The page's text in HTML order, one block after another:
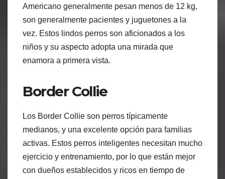
Americano generalmente pesan menos de 12 kg,
son generalmente pacientes y juguetones a la
vez. Estos lindos perros son aficionados a los
niños y su aspecto adopta una mirada que
enamora a primera vista.
Border Collie
Los Border Collie son perros típicamente
medianos, y una excelente opción para familias
activas. Estos perros inteligentes necesitan mucho
ejercicio y entrenamiento, por lo que están mejor
con dueños establecidos y ricos en tiempo de